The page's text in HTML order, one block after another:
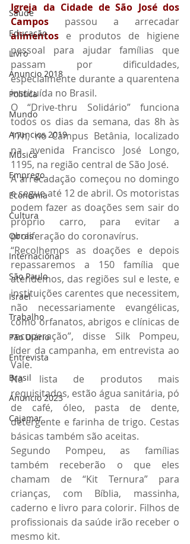
Saúde
Educação
Livro
Anuncio 2018
Politica
Mundo
Anuncios 2019
Música
Emprego
Economia
Cultura
Obras
Internacional
São Paulo
Israel
Trabalho
Pão Diário
Entrevista
Brasil
Anuncio 2023
Cajamar
Igreja da Cidade de São José dos
Campos
alimentos e produtos de higiene
pessoal para ajudar famílias que
passam por dificuldades,
especialmente durante a quarentena
instituída no Brasil.
O “Drive-thru Solidário” funciona
todos os dias da semana, das 8h às
17h, no Campus Betânia, localizado
na avenida Francisco José Longo,
1195, na região central de São José.
A arrecadação começou no domingo
e segue até 12 de abril. Os motoristas
podem fazer as doações sem sair do
próprio carro, para evitar a
proliferação do coronavírus.
“Recolhemos as doações e depois
repassaremos a 150 família que
atendemos, das regiões sul e leste, e
instituições carentes que necessitem,
não necessariamente evangélicas,
como orfanatos, abrigos e clínicas de
recuperação”, disse Silk Pompeu,
líder da campanha, em entrevista ao
Vale.
Na lista de produtos mais
requisitados, estão água sanitária, pó
de café, óleo, pasta de dente,
detergente e farinha de trigo. Cestas
básicas também são aceitas.
Segundo Pompeu, as famílias
também receberão o que eles
chamam de “Kit Ternura” para
crianças, com Bíblia, massinha,
caderno e livro para colorir. Filhos de
profissionais da saúde irão receber o
mesmo kit.